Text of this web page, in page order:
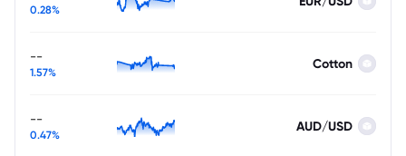
0.28%
Cotton
--
1.57%
AUD/USD
--
0.47%